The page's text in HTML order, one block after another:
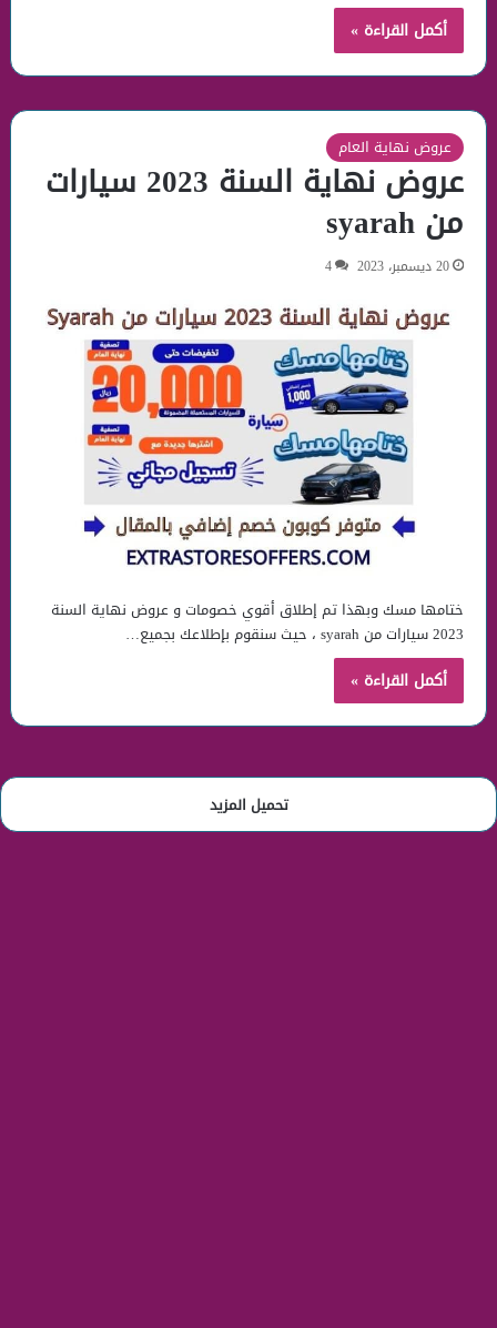
أكمل القراءة »
عروض نهاية العام
عروض نهاية السنة 2023 سيارات
من syarah
20 ديسمبر، 2023 4
ختامها مسك وبهذا تم إطلاق أقوي خصومات و عروض نهاية السنة
2023 سيارات من syarah ، حيث سنقوم بإطلاعك بجميع…
أكمل القراءة »
تحميل المزيد